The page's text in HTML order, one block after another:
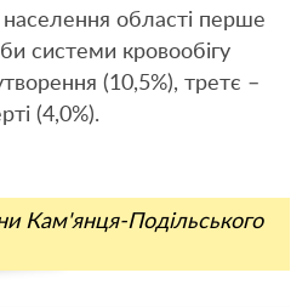
області перше
системи кровообігу
(10,5%), третє –
(4,0%).
Кам'янця-Подільського